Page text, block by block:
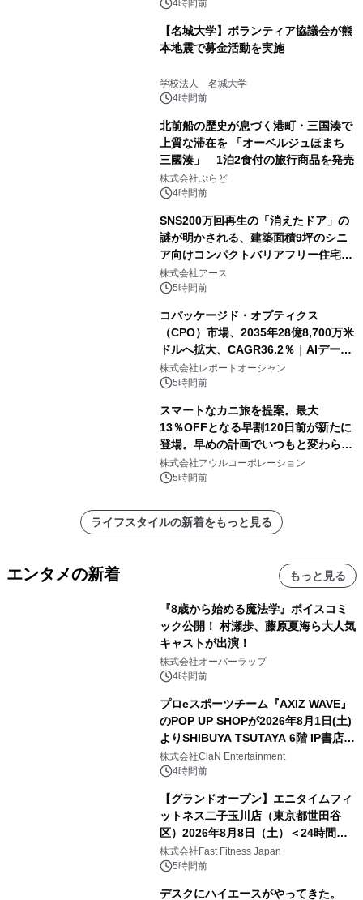
4時間前
【名城大学】ボランティア協議会が熊
本地震で募金活動を実施
学校法人 名城大学
4時間前
北前船の歴史が息づく港町・三国湊で
上質な滞在を 「オーベルジュほまち
三國湊」 1泊2食付の旅行商品を発売
株式会社ぷらど
4時間前
SNS200万回再生の「消えたドア」の
謎が明かされる、建築面積9坪のシニ
ア向けコンパクトバリアフリー住宅が
誕生
株式会社アース
5時間前
コパッケージド・オプティクス
（CPO）市場、2035年28億8,700万米
ドルへ拡大、CAGR36.2％｜AIデータ
センター・高速光通信需要が成長を加
速
株式会社レポートオーシャン
5時間前
スマートなカニ旅を提案。最大
13％OFFとなる早割120日前が新たに
登場。早めの計画でいつもと変わらぬ
大人の冬旅を。ー夕日ヶ浦温泉「佳松
苑 別邸ふうか」ー
株式会社アウルコーポレーション
5時間前
ライフスタイルの新着をもっと見る
エンタメの新着 もっと見る
『8歳から始める魔法学』ボイスコミ
ック公開！ 村瀬歩、藤原夏海ら大人気
キャストが出演！
株式会社オーバーラップ
4時間前
プロeスポーツチーム『AXIZ WAVE』
のPOP UP SHOPが2026年8月1日(土)
よりSHIBUYA TSUTAYA 6階 IP書店で
開催決定！！
株式会社ClaN Entertainment
4時間前
【グランドオープン】エニタイムフィ
ットネス二子玉川店（東京都世田谷
区）2026年8月8日（土）＜24時間年
中無休のフィットネスジム＞
株式会社Fast Fitness Japan
5時間前
デスクにハイエースがやってきた。